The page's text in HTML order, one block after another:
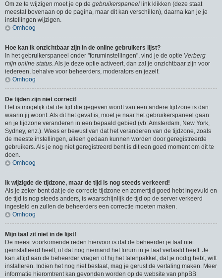
Om ze te wijzigen moet je op de gebruikerspaneel link klikken (deze staat
meestal bovenaan op de pagina, maar dit kan verschillen), daarna kan je je
instellingen wijzigen.
Omhoog
Hoe kan ik onzichtbaar zijn in de online gebruikers lijst?
In het gebruikerspaneel onder "foruminstellingen", vind je de optie Verberg
mijn online status. Als je deze optie activeert, dan zal je onzichtbaar zijn voor
iedereen, behalve voor beheerders, moderators en jezelf.
Omhoog
De tijden zijn niet correct!
Het is mogelijk dat de tijd die gegeven wordt van een andere tijdzone is dan
waarin jij woont. Als dit het geval is, moet je naar het gebruikerspaneel gaan
en je tijdzone veranderen in een bepaald gebied (vb: Amsterdam, New York,
Sydney, enz.). Wees er bewust van dat het veranderen van de tijdzone, zoals
de meeste instellingen, alleen gedaan kunnen worden door geregistreerde
gebruikers. Als je nog niet geregistreerd bent is dit een goed moment om dit te
doen.
Omhoog
Ik wijzigde de tijdzone, maar de tijd is nog steeds verkeerd!
Als je zeker bent dat je de correcte tijdzone en zomertijd goed hebt ingevuld en
de tijd is nog steeds anders, is waarschijnlijk de tijd op de server verkeerd
ingesteld en zullen de beheerders een correctie moeten maken.
Omhoog
Mijn taal zit niet in de lijst!
De meest voorkomende reden hiervoor is dat de beheerder je taal niet
geïnstalleerd heeft, of dat nog niemand het forum in je taal vertaald heeft. Je
kan altijd aan de beheerder vragen of hij het talenpakket, dat je nodig hebt, wilt
installeren. Indien het nog niet bestaat, mag je gerust de vertaling maken. Meer
informatie hieromtrent kan gevonden worden op de website van phpBB